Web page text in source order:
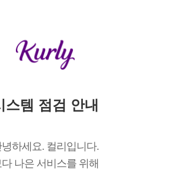
스템 점검 안내
녕하세요. 컬리입니다.
다 나은 서비스를 위해